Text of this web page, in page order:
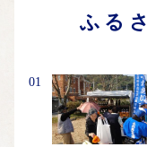
ふる
01